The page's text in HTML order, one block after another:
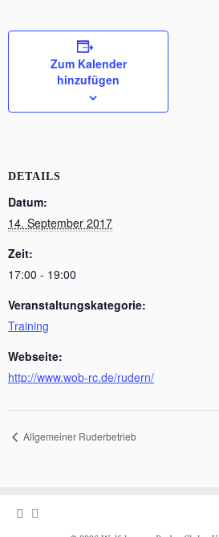
Zum Kalender
hinzufügen
DETAILS
Datum:
14. September 2017
Zeit:
17:00 - 19:00
Veranstaltungskategorie:
Training
Webseite:
http://www.wob-rc.de/rudern/
Allgemeiner Ruderbetrieb